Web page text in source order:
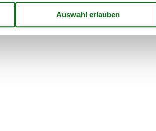
Landschaft auch durch seine